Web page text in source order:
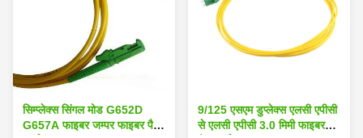
सिम्प्लेक्स सिंगल मोड G652D
G657A फाइबर जम्पर फाइबर पैच
9/125 एसएम डुप्लेक्स एलसी एपीसी
से एलसी एपीसी 3.0 मिमी फाइबर